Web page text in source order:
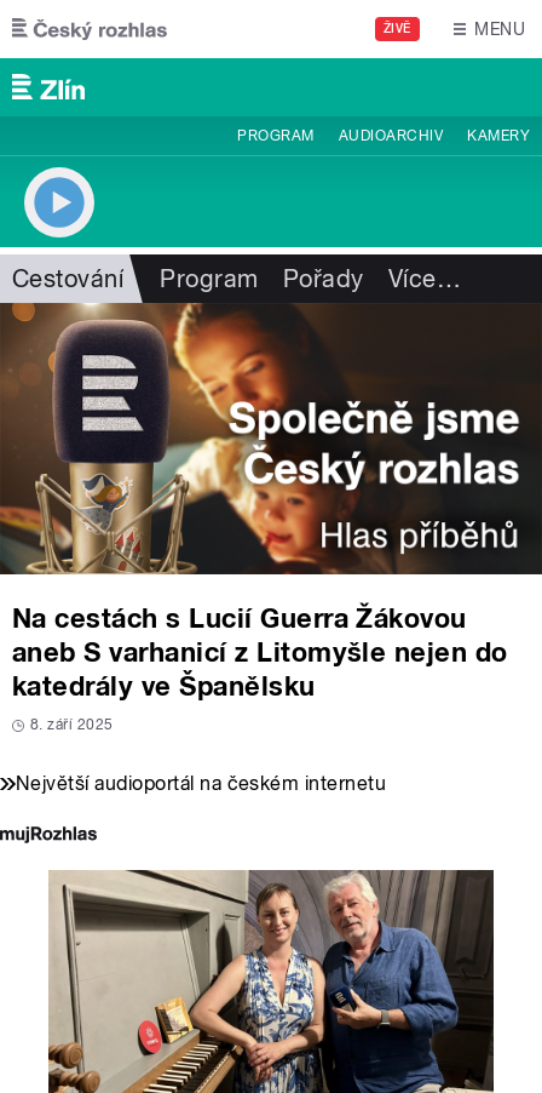
Přejít k hlavnímu obsahu
ŽIVĚ MENU
PROGRAM AUDIOARCHIV KAMERY
Cestování Program Pořady Více…
Na cestách s Lucií Guerra Žákovou
aneb S varhanicí z Litomyšle nejen do
katedrály ve Španělsku
8. září 2025
Největší audioportál na českém internetu